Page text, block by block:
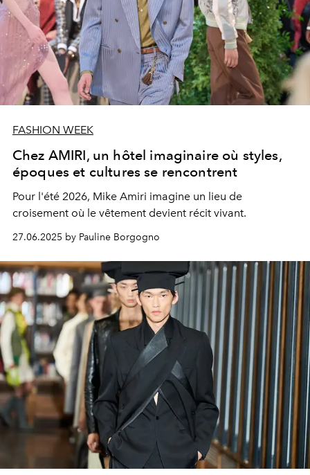
FASHION WEEK
Chez AMIRI, un hôtel imaginaire où styles,
époques et cultures se rencontrent
Pour l'été 2026, Mike Amiri imagine un lieu de
croisement où le vêtement devient récit vivant.
27.06.2025 by Pauline Borgogno